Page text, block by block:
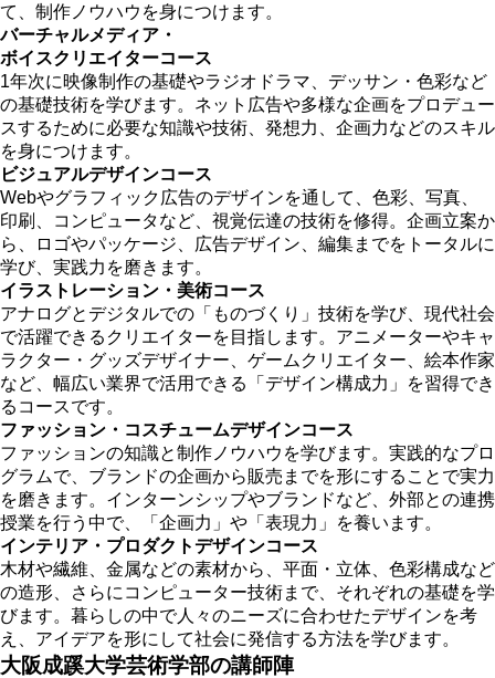
て、制作ノウハウを身につけます。
バーチャルメディア・
ボイスクリエイターコース
1年次に映像制作の基礎やラジオドラマ、デッサン・色彩など
の基礎技術を学びます。ネット広告や多様な企画をプロデュー
スするために必要な知識や技術、発想力、企画力などのスキル
を身につけます。
ビジュアルデザインコース
Webやグラフィック広告のデザインを通して、色彩、写真、
印刷、コンピュータなど、視覚伝達の技術を修得。企画立案か
ら、ロゴやパッケージ、広告デザイン、編集までをトータルに
学び、実践力を磨きます。
イラストレーション・美術コース
アナログとデジタルでの「ものづくり」技術を学び、現代社会
で活躍できるクリエイターを目指します。アニメーターやキャ
ラクター・グッズデザイナー、ゲームクリエイター、絵本作家
など、幅広い業界で活用できる「デザイン構成力」を習得でき
るコースです。
ファッション・コスチュームデザインコース
ファッションの知識と制作ノウハウを学びます。実践的なプロ
グラムで、ブランドの企画から販売までを形にすることで実力
を磨きます。インターンシップやブランドなど、外部との連携
授業を行う中で、「企画力」や「表現力」を養います。
インテリア・プロダクトデザインコース
木材や繊維、金属などの素材から、平面・立体、色彩構成など
の造形、さらにコンピューター技術まで、それぞれの基礎を学
びます。暮らしの中で人々のニーズに合わせたデザインを考
え、アイデアを形にして社会に発信する方法を学びます。
大阪成蹊大学芸術学部の講師陣